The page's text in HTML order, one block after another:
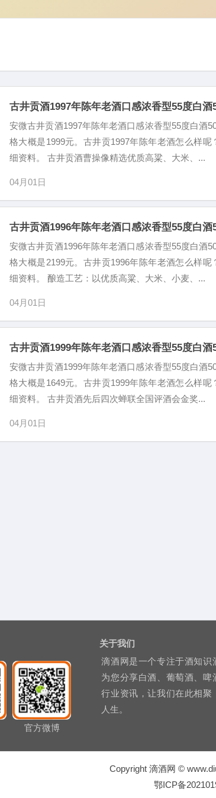
古井贡酒1997年陈年老酒口感浓香型55度白
安微古井贡酒1997年陈年老酒口感浓香型55度白酒
格大概是1999元。古井贡1997年陈年老酒怎么样
细资料。 古井贡酒曹操像精选优质高粱、大米、...
04月01日
古井贡酒1996年陈年老酒口感浓香型55度白
安微古井贡酒1996年陈年老酒口感浓香型55度白酒
格大概是2199元。古井贡1996年陈年老酒怎么样
细资料。 酿造工艺：以优质高粱、大米、小麦、...
04月01日
古井贡酒1999年陈年老酒口感浓香型55度白
安微古井贡酒1999年陈年老酒口感浓香型55度白酒
格大概是1649元。古井贡1999年陈年老酒怎么样
细资料。 古井贡酒先后四次蝉联全国评酒会金奖...
04月01日
官方微博
关于我们
滴酒网是一个专注于酒知识
为您分享白酒、葡萄酒、啤
行业资讯，让我们在此相聚
人生。
Copyright 滴酒网 ©
鄂ICP备